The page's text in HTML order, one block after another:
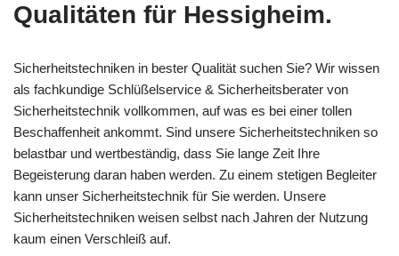
Qualitäten für Hessigheim.
Sicherheitstechniken in bester Qualität suchen Sie? Wir wissen
als fachkundige Schlüßelservice & Sicherheitsberater von
Sicherheitstechnik vollkommen, auf was es bei einer tollen
Beschaffenheit ankommt. Sind unsere Sicherheitstechniken so
belastbar und wertbeständig, dass Sie lange Zeit Ihre
Begeisterung daran haben werden. Zu einem stetigen Begleiter
kann unser Sicherheitstechnik für Sie werden. Unsere
Sicherheitstechniken weisen selbst nach Jahren der Nutzung
kaum einen Verschleiß auf.